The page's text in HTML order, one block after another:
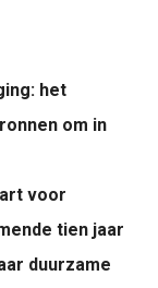
het
om in
voor
tien jaar
duurzame